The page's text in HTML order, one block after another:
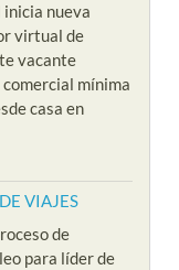
nueva
virtual de
vacante
mínima
casa en
VIAJES
de
para líder de